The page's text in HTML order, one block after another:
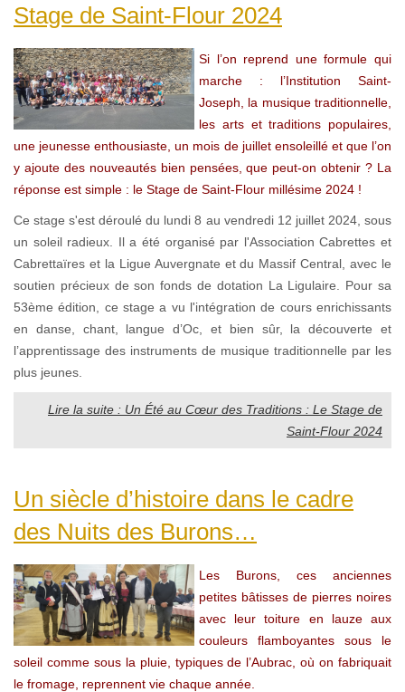
Stage de Saint-Flour 2024
Si l’on reprend une formule qui
marche : l’Institution Saint-
Joseph, la musique traditionnelle,
les arts et traditions populaires,
une jeunesse enthousiaste, un mois de juillet ensoleillé et que l’on
y ajoute des nouveautés bien pensées, que peut-on obtenir ? La
réponse est simple : le Stage de Saint-Flour millésime 2024 !
Ce stage s'est déroulé du lundi 8 au vendredi 12 juillet 2024, sous
un soleil radieux. Il a été organisé par l'Association Cabrettes et
Cabrettaïres et la Ligue Auvergnate et du Massif Central, avec le
soutien précieux de son fonds de dotation La Ligulaire. Pour sa
53ème édition, ce stage a vu l'intégration de cours enrichissants
en danse, chant, langue d’Oc, et bien sûr, la découverte et
l’apprentissage des instruments de musique traditionnelle par les
plus jeunes.
Lire la suite : Un Été au Cœur des Traditions : Le Stage de
Saint-Flour 2024
Un siècle d’histoire dans le cadre
des Nuits des Burons…
Les Burons, ces anciennes
petites bâtisses de pierres noires
avec leur toiture en lauze aux
couleurs flamboyantes sous le
soleil comme sous la pluie, typiques de l’Aubrac, où on fabriquait
le fromage, reprennent vie chaque année.